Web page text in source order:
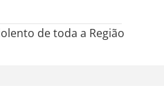
de toda a Região